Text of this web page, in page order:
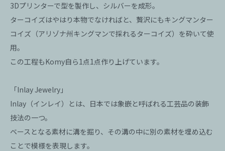
3Dプリンターで型を製作し、シルバーを成形。
ターコイズはやはり本物でなければと、贅沢にもキングマンター
コイズ（アリゾナ州キングマンで採れるターコイズ）を砕いて使
用。
この工程もKomy自ら1点1点作り上げています。
「Inlay Jewelry」
Inlay（インレイ）とは、日本では象嵌と呼ばれる工芸品の装飾
技法の一つ。
ベースとなる素材に溝を掘り、その溝の中に別の素材を埋め込む
ことで模様を表現します。